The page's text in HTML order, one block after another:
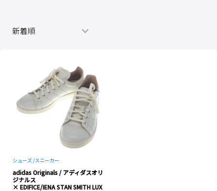
シューズ /スニーカー
adidas Originals / アディダスオリ
ジナルス
× EDIFICE/IENA STAN SMITH LUX